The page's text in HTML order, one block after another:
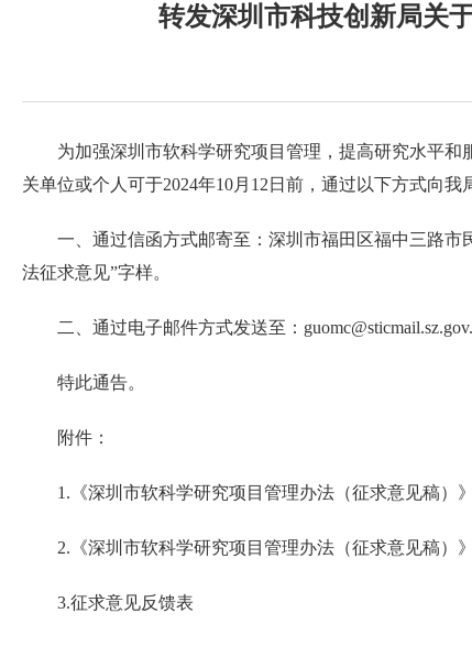
转发深圳市科技创新局关
为加强深圳市软科学研究项目管理，提高研究水平
关单位或个人可于2024年10月12日前，通过以下方式向我
一、通过信函方式邮寄至：深圳市福田区福中三路市
法征求意见”字样。
二、通过电子邮件方式发送至：
特此通告。
附件：
1.《深圳市软科学研究项目管理办法（征求意见稿）》
2.《深圳市软科学研究项目管理办法（征求意见稿）
3.征求意见反馈表